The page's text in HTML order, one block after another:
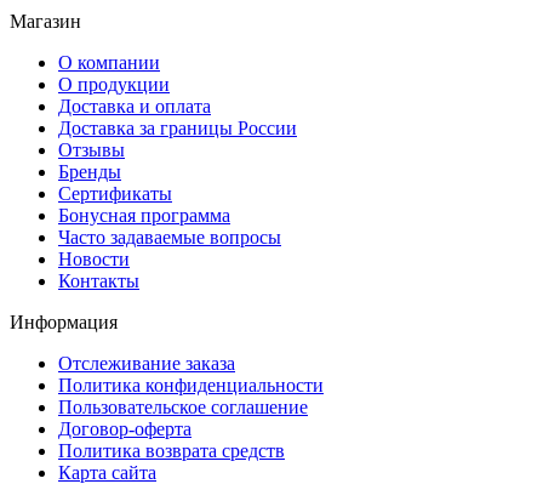
Магазин
О компании
О продукции
Доставка и оплата
Доставка за границы России
Отзывы
Бренды
Сертификаты
Бонусная программа
Часто задаваемые вопросы
Новости
Контакты
Информация
Отслеживание заказа
Политика конфиденциальности
Пользовательское соглашение
Договор-оферта
Политика возврата средств
Карта сайта